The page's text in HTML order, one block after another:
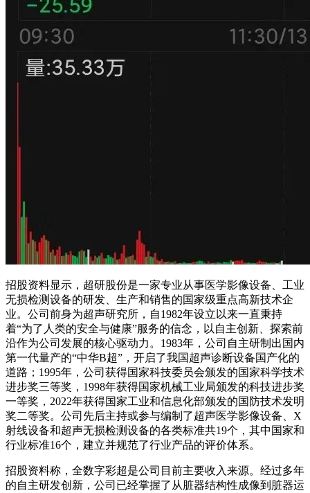
招股资料显示，超研股份是一家专业从事医学影像设备、工业
无损检测设备的研发、生产和销售的国家级重点高新技术企
业。公司前身为超声研究所，自1982年设立以来一直秉持
着“为了人类的安全与健康”服务的信念，以自主创新、探索前
沿作为公司发展的核心驱动力。1983年，公司自主研制出国内
第一代量产的“中华B超”，开启了我国超声诊断设备国产化的
道路；1995年，公司获得国家科技委员会颁发的国家科学技术
进步奖三等奖，1998年获得国家机械工业局颁发的科技进步奖
一等奖，2022年获得国家工业和信息化部颁发的国防技术发明
奖二等奖。公司先后主持或参与编制了超声医学影像设备、X
射线设备和超声无损检测设备的各类标准共19个，其中国家和
行业标准16个，建立并规范了行业产品的评价体系。
招股资料称，全数字彩超是公司目前主要收入来源。经过多年
的自主研发创新，公司已经掌握了从脏器结构性成像到脏器运